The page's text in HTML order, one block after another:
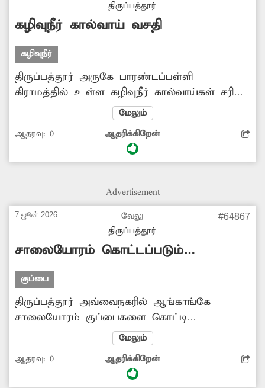
திருப்பத்தூர்
கழிவுநீர் கால்வாய் வசதி
கழிவுநீர்
திருப்பத்தூர் அருகே பாரண்டப்பள்ளி
கிராமத்தில் உள்ள கழிவுநீர் கால்வாய்கள் சரிவர
தூர்வாரப்படவில்லை. இதனால் பொதுமக்கள்
மிகவும் சிரமப்படுகின்றனர். எனவே கழிவுநீர்
கால்வாயை தூர்வார சம்பந்தப்பட்ட அதிகாரிகள்
உரிய நடவடிக்கை எடுக்க வேண்டும்.
மேலும்
ஆதரவு: 0 ஆதரிக்கிறேன்
Advertisement
7 ஜூன் 2026
வேலு
திருப்பத்தூர்
#64867
சாலையோரம் கொட்டப்படும்
குப்பைகள்
குப்பை
திருப்பத்தூர் அவ்வைநகரில் ஆங்காங்கே
சாலையோரம் குப்பைகளை கொட்டி
வைத்துள்ளனர். இதனால் அந்தப் பகுதியில்
சுகாதார சீர்கேடு ஏற்பட்டு, பொதுமக்கள்
அவதிப்படுகின்றனர். எனவே குப்பைகளை
அகற்ற அதிகாரிகள் நடவடிக்கை எடுக்க
மேலும்
ஆதரவு: 0 ஆதரிக்கிறேன்